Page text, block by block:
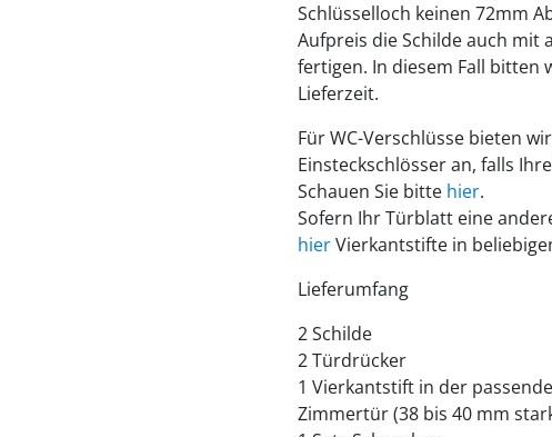
Schlüsselloch keinen 72mm
Aufpreis die Schilde auch mit
fertigen. In diesem Fall bitten
Lieferzeit.
Für WC-Verschlüsse bieten
Einsteckschlösser an, falls
Schauen Sie bitte hier.
Sofern Ihr Türblatt eine
hierVierkantstifte in
Lieferumfang
2 Schilde
2 Türdrücker
1 Vierkantstift in der
Zimmertür (38 bis 40 mm